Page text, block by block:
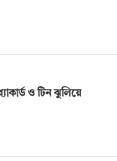
ও টিন ঝুলিয়ে